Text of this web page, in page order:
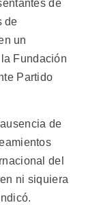
de
de
un
Fundación
Partido
de
del
ni siquiera